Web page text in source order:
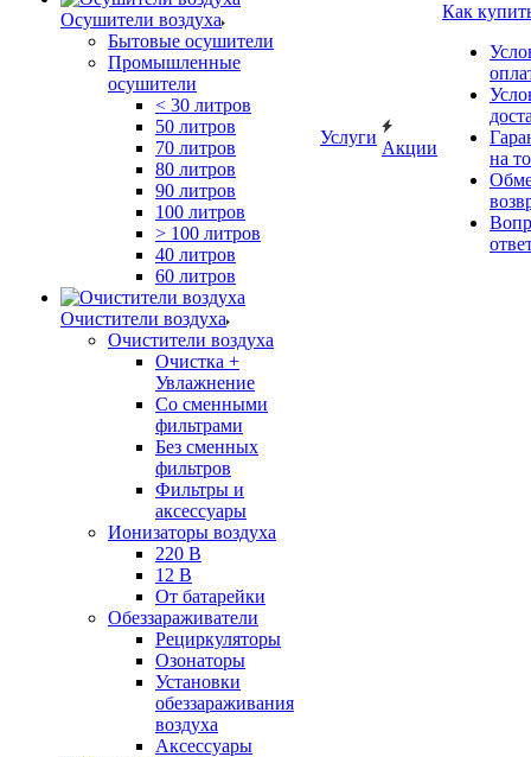
Осушители воздуха
Бытовые осушители
Промышленные
осушители
< 30 литров
50 литров
70 литров
80 литров
90 литров
100 литров
> 100 литров
40 литров
60 литров
Очистители воздуха
Очистители воздуха
Очистка +
Увлажнение
Cо сменными
фильтрами
Без сменных
фильтров
Фильтры и
аксессуары
Ионизаторы воздуха
220 В
12 В
От батарейки
Обеззараживатели
Рециркуляторы
Озонаторы
Установки
обеззараживания
воздуха
Аксессуары
Услуги
Акции
Как
на